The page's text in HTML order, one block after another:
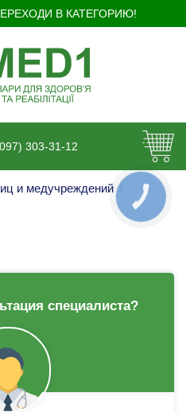
В КАТЕГОРИЮ!
303-31-12
и медучреждений /
специалиста?
КНОПКА
ЗВ'ЯЗКУ